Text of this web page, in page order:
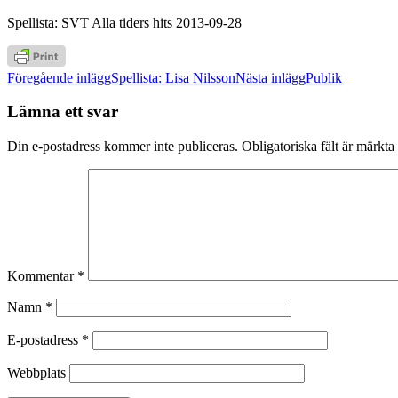
Spellista: SVT Alla tiders hits 2013-09-28
Inläggsnavigering
Föregående inläggSpellista: Lisa NilssonNästa inläggPublik
Lämna ett svar
Din e-postadress kommer inte publiceras. Obligatoriska fält är märkta
Kommentar *
Namn *
E-postadress *
Webbplats